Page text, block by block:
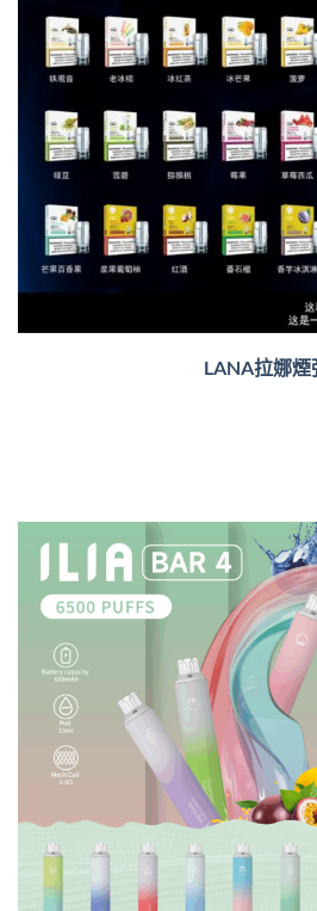
LANA拉娜煙